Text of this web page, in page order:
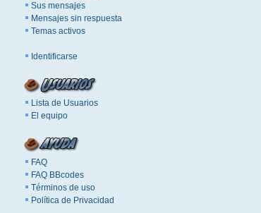
Sus mensajes
Mensajes sin respuesta
Temas activos
Identificarse
Lista de Usuarios
El equipo
FAQ
FAQ BBcodes
Términos de uso
Política de Privacidad